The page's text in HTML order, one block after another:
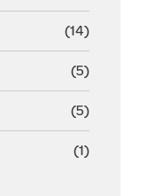
(14)
(5)
(5)
(1)